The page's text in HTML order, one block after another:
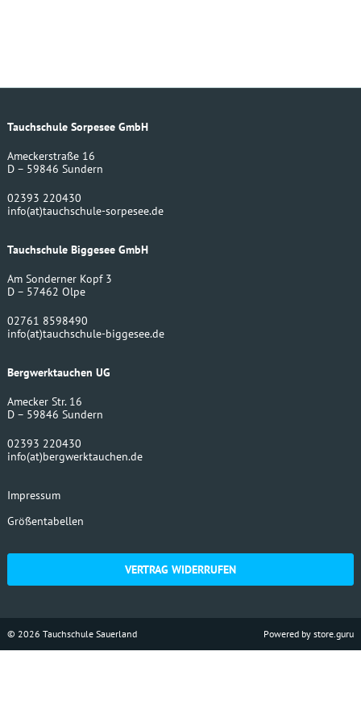
Tauchschule Sorpesee GmbH
Ameckerstraße 16
D – 59846 Sundern
02393 220430
info(at)tauchschule-sorpesee.de
Tauchschule Biggesee GmbH
Am Sonderner Kopf 3
D – 57462 Olpe
02761 8598490
info(at)tauchschule-biggesee.de
Bergwerktauchen UG
Amecker Str. 16
D – 59846 Sundern
02393 220430
info(at)bergwerktauchen.de
Impressum
Größentabellen
VERTRAG WIDERRUFEN
© 2026 Tauchschule Sauerland Powered by store.guru